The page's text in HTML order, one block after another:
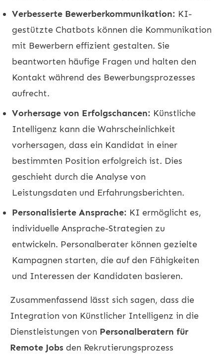
Verbesserte Bewerberkommunikation: KI-
gestützte Chatbots können die Kommunikation
mit Bewerbern effizient gestalten. Sie
beantworten häufige Fragen und halten den
Kontakt während des Bewerbungsprozesses
aufrecht.
Vorhersage von Erfolgschancen: Künstliche
Intelligenz kann die Wahrscheinlichkeit
vorhersagen, dass ein Kandidat in einer
bestimmten Position erfolgreich ist. Dies
geschieht durch die Analyse von
Leistungsdaten und Erfahrungsberichten.
Personalisierte Ansprache: KI ermöglicht es,
individuelle Ansprache-Strategien zu
entwickeln. Personalberater können gezielte
Kampagnen starten, die auf den Fähigkeiten
und Interessen der Kandidaten basieren.
Zusammenfassend lässt sich sagen, dass die
Integration von Künstlicher Intelligenz in die
Dienstleistungen von Personalberatern für
Remote Jobs den Rekrutierungsprozess